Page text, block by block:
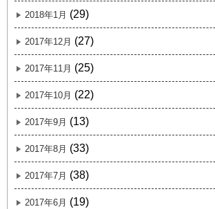
2018年1月 (29)
2017年12月 (27)
2017年11月 (25)
2017年10月 (22)
2017年9月 (13)
2017年8月 (33)
2017年7月 (38)
2017年6月 (19)